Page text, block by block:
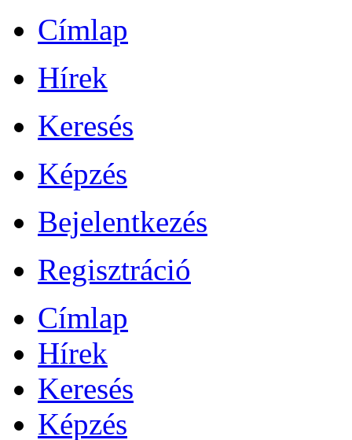
Címlap
Hírek
Keresés
Képzés
Bejelentkezés
Regisztráció
Címlap
Hírek
Keresés
Képzés